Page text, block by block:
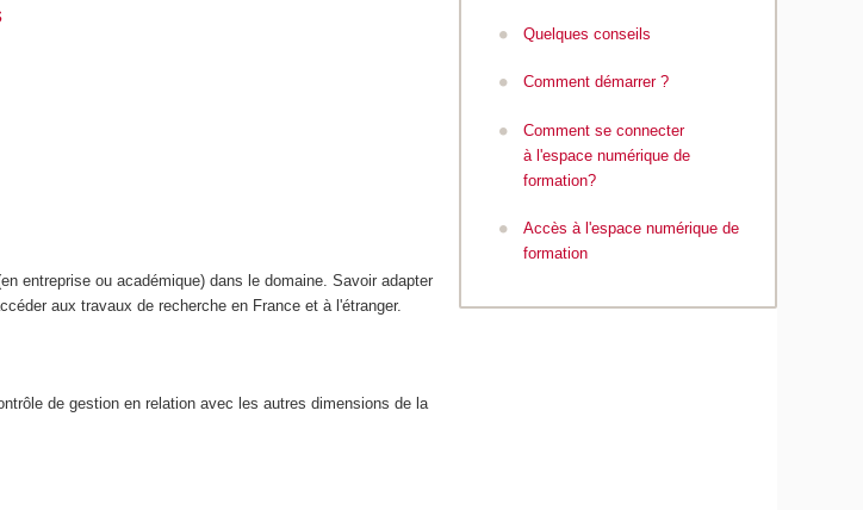
entreprise ou académique) dans le domaine. Savoir adapter
aux travaux de recherche en France et à l'étranger.
de gestion en relation avec les autres dimensions de la
Quelques conseils
Comment démarrer ?
Comment se connecter
à l'espace numérique de
formation?
Accès à l'espace numérique de
formation